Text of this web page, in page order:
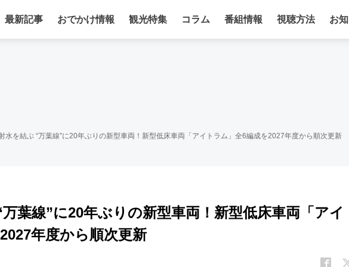
最新記事 おでかけ情報 観光特集 コラム 番組情報 視聴方法 お
水を結ぶ “万葉線”に20年ぶりの新型車両！新型低床車両「アイトラム」全6編成を2027年度から順次更新
葉線”に20年ぶりの新型車両！新型低床車両「アイ
年度から順次更新